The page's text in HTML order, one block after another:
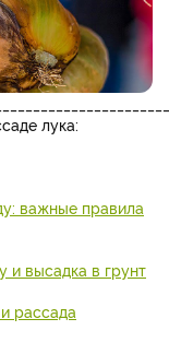
лука:
важные правила
и высадка в грунт
рассада